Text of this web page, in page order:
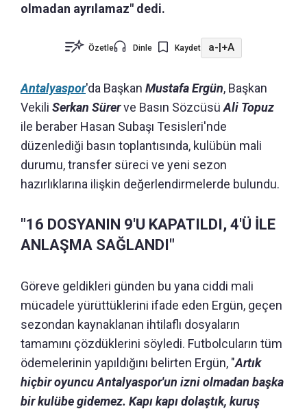
olmadan ayrılamaz" dedi.
Özetle Dinle Kaydet a-|+A
Antalyaspor'da Başkan Mustafa Ergün, Başkan
Vekili Serkan Sürerve Basın SözcüsüAli Topuz
ile beraber Hasan Subaşı Tesisleri'nde
düzenlediği basın toplantısında, kulübün mali
durumu, transfer süreci ve yeni sezon
hazırlıklarına ilişkin değerlendirmelerde bulundu.
"16 DOSYANIN 9'U KAPATILDI, 4'Ü İLE
ANLAŞMA SAĞLANDI"
Göreve geldikleri günden bu yana ciddi mali
mücadele yürüttüklerini ifade eden Ergün, geçen
sezondan kaynaklanan ihtilaflı dosyaların
tamamını çözdüklerini söyledi. Futbolcuların tüm
ödemelerinin yapıldığını belirten Ergün, "Artık
hiçbir oyuncu Antalyaspor'un izni olmadan başka
bir kulübe gidemez. Kapı kapı dolaştık, kuruş